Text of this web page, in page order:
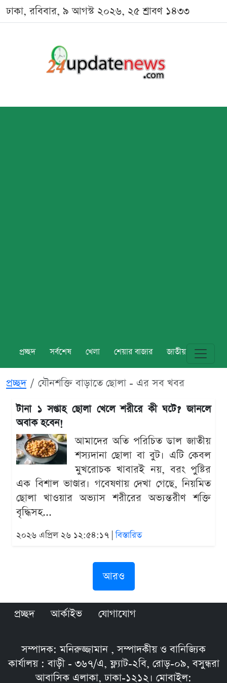
ঢাকা, রবিবার, ৯ আগস্ট ২০২৬, ২৫ শ্রাবণ ১৪৩৩
প্রচ্ছদ সর্বশেষ খেলা শেয়ার বাজার জাতীয় বিশ্ব
প্রচ্ছদ যৌনশক্তি বাড়াতে ছোলা - এর সব খবর
টানা ১ সপ্তাহ ছোলা খেলে শরীরে কী ঘটে? জানলে
অবাক হবেন!
আমাদের অতি পরিচিত ডাল জাতীয়
শস্যদানা ছোলা বা বুট। এটি কেবল
মুখরোচক খাবারই নয়, বরং পুষ্টির
এক বিশাল ভাণ্ডার। গবেষণায় দেখা গেছে, নিয়মিত
ছোলা খাওয়ার অভ্যাস শরীরের অভ্যন্তরীণ শক্তি
বৃদ্ধিসহ...
২০২৬ এপ্রিল ২৬ ১২:৫৪:১৭ |বিস্তারিত
আরও
প্রচ্ছদ আর্কাইভ যোগাযোগ
সম্পাদক: মনিরুজ্জামান , সম্পাদকীয় ও বানিজ্যিক
কার্যালয় : বাড়ী - ৩৬৭/এ, ফ্ল্যাট-২বি, রোড়-০৯, বসুন্ধরা
আবাসিক এলাকা, ঢাকা-১২১২। মোবাইল: